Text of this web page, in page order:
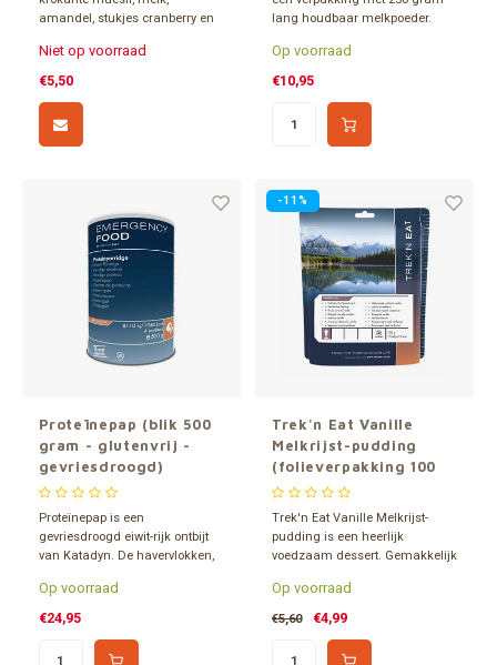
amandel, stukjes cranberry en
voedzaam gevriesdroogd
ontbijt. Gemakkelijk te bereiden.
Eenvoudig water toevoegen.
Lichtgewicht en lang houdbaar.
Niet op voorraad
€5,50
lang houdbaar melkpoeder.
koud of warm water.
Op voorraad
€10,95
Proteïnepap (blik 500
gram - glutenvrij -
gevriesdroogd)
Proteïnepap is een
gevriesdroogd eiwit-rijk ontbijt
van Katadyn. De havervlokken,
zorgen voor een smakelijk,
eiwitrijk en voedzaam ontbijt.
Inhoud goed voor 4 porties van
375 gram, of meerdere kleine
Op voorraad
€24,95
-11%
Trek'n Eat Vanille
Melkrijst-pudding
(folieverpakking 100
gram)
Trek'n Eat Vanille Melkrijst-
pudding is een heerlijk
voedzaam dessert. Gemakkelijk
gerecht, dus alleen water
toevoegen.
Op voorraad
€5,60 €4,99